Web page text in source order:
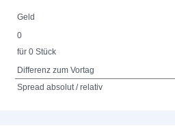
Geld
0
für 0 Stück
Differenz zum Vortag
Spread absolut / relativ